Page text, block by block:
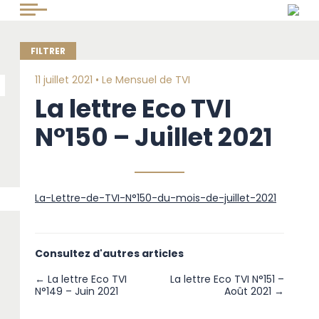
11 juillet 2021 • Le Mensuel de TVI
La lettre Eco TVI
N°150 – Juillet 2021
La-Lettre-de-TVI-N°150-du-mois-de-juillet-2021
Consultez d'autres articles
← La lettre Eco TVI
N°149 – Juin 2021
La lettre Eco TVI N°151 –
Août 2021 →